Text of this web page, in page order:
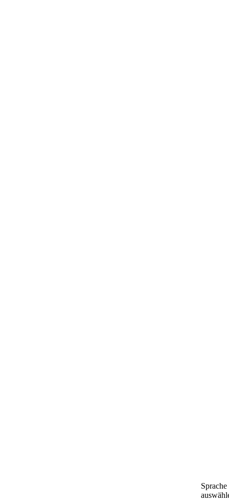
Sprache